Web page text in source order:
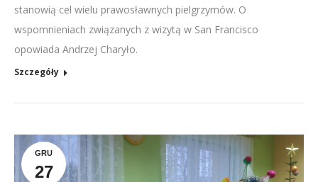
stanowią cel wielu prawosławnych pielgrzymów. O
wspomnieniach związanych z wizytą w San Francisco
opowiada Andrzej Charyło.
Szczegóły
GRU
27